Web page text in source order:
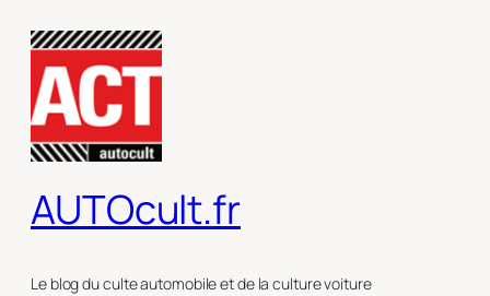
contenu
AUTOcult.fr
Le blog du culte automobile et de la culture voiture